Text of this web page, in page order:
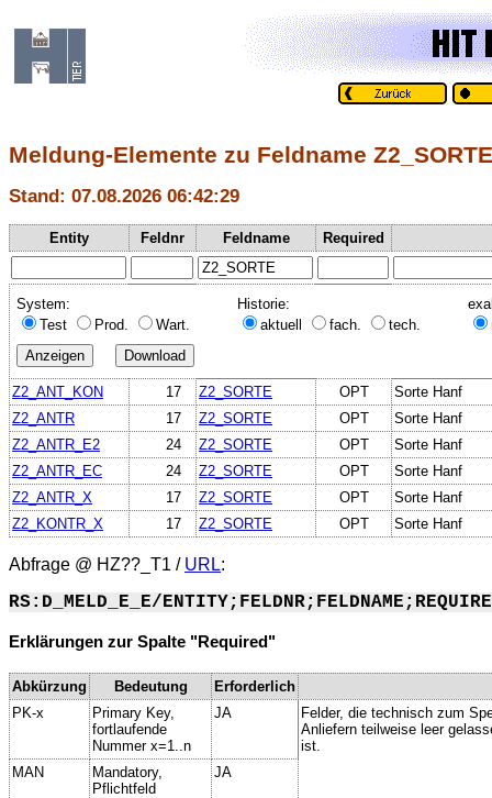
Meldung-Elemente zu Feldname Z2_SORTE
Stand: 07.08.2026 06:42:29
Entity Feldnr Feldname Required
System:
Test
Prod. Wart.
Historie:
aktuell
fach. tech.
Z2_ANT_KON 17 Z2_SORTE OPT
Sorte Hanf
Z2_ANTR
17 Z2_SORTE OPT
Sorte Hanf
Z2_ANTR_E2
24 Z2_SORTE OPT
Sorte Hanf
Z2_ANTR_EC
24 Z2_SORTE OPT
Sorte Hanf
Z2_ANTR_X
17 Z2_SORTE OPT
Sorte Hanf
Z2_KONTR_X
17 Z2_SORTE OPT Sorte Hanf
Abfrage @ HZ??_T1 / URL:
RS:D_MELD_E_E/
Erklärungen zur Spalte "Required"
Abkürzung Bedeutung
Erforderlich
PK-x
Primary Key,
fortlaufende
Nummer x=1..n
JA
Felder, die technisch zum
Anliefern teilweise leer
ist.
MAN
Mandatory,
Pflichtfeld
JA